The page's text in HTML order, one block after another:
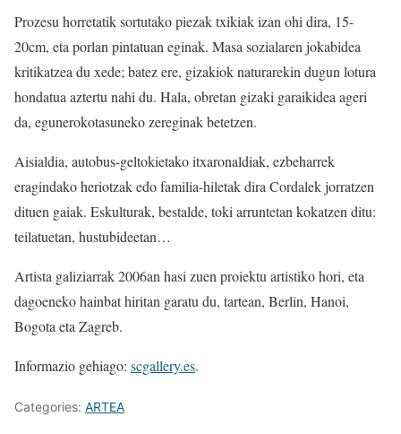
Prozesu horretatik sortutako piezak txikiak izan ohi dira, 15-
20cm, eta porlan pintatuan eginak. Masa sozialaren jokabidea
kritikatzea du xede; batez ere, gizakiok naturarekin dugun lotura
hondatua aztertu nahi du. Hala, obretan gizaki garaikidea ageri
da, egunerokotasuneko zereginak betetzen.
Aisialdia, autobus-geltokietako itxaronaldiak, ezbeharrek
eragindako heriotzak edo familia-hiletak dira Cordalek jorratzen
dituen gaiak. Eskulturak, bestalde, toki arruntetan kokatzen ditu:
teilatuetan, hustubideetan…
Artista galiziarrak 2006an hasi zuen proiektu artistiko hori, eta
dagoeneko hainbat hiritan garatu du, tartean, Berlin, Hanoi,
Bogota eta Zagreb.
Informazio gehiago: scgallery.es.
Categories: ARTEA